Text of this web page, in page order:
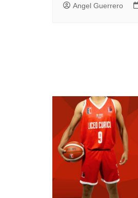
Angel Guerrero